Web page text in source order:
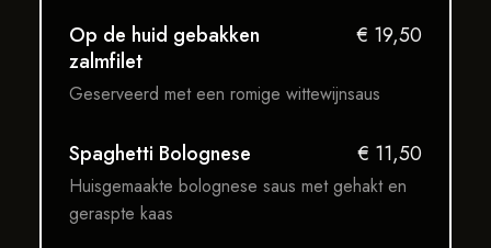
Op de huid gebakken
zalmfilet
€ 19,50
Geserveerd met een romige wittewijnsaus
Spaghetti Bolognese € 11,50
Huisgemaakte bolognese saus met gehakt en
geraspte kaas